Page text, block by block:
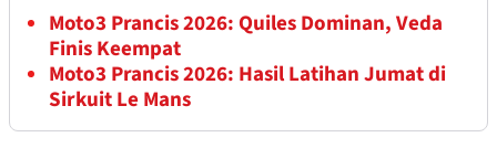
Moto3 Prancis 2026: Quiles Dominan, Veda
Finis Keempat
Moto3 Prancis 2026: Hasil Latihan Jumat di
Sirkuit Le Mans